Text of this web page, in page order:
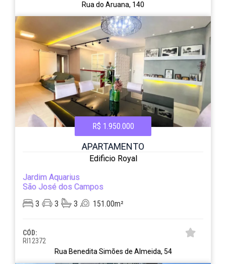
Rua do Aruana, 140
R$ 1.950.000
APARTAMENTO
Edificio Royal
Jardim Aquarius
São José dos Campos
3
3 3 151.00m²
CÓD:
RI12372
Rua Benedita Simões de Almeida, 54